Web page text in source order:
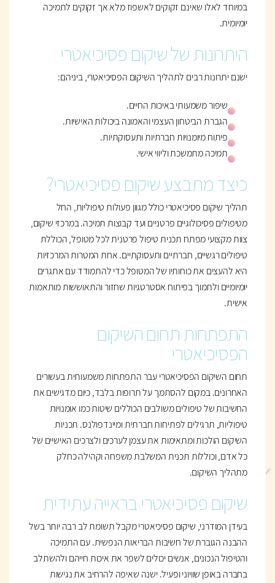
במיוחד לאלו שאינם זקוקים לאשפוז מלא אך זקוקים לתמיכה
יומיומית.
היתרונות של שיקום פסיכיאטרי
ישנם יתרונות רבים לתהליך השיקום הפסיכיאטרי, ביניהם:
שיפור משמעותי באיכות החיים.
הגברת הביטחון העצמי והאמונה ביכולות האישיות.
פיתוח מיומנויות חברתיות ותעסוקתיות.
תמיכה מתמשכת וליווי אישי.
כיצד מתבצע שיקום פסיכיאטרי?
תהליך שיקום פסיכיאטרי כולל מגוון פעולות טיפוליות, החל
מטיפולים פסיכולוגיים פרטניים ועד קבוצות תמיכה. במרכזי שיקום,
צוות מקצועי מפתח תכנית טיפול פרטנית לכל מטופל, הכוללת
טיפולים רגשיים, חברתיים ותעסוקתיים. אחת המטרות המרכזיות
היא להעצים את כוחותיו של המטופל כדי להתמודד עם אתגרים
יומיומיים ולתמוך בפיתוח אסטרטגיות שחזור והתאוששות מותאמות
אישית.
התפתחות תחום השיקום
הפסיכיאטרי
תחום השיקום הפסיכיאטרי עבר התפתחות משמעותית בעשורים
האחרונים. במקום להסתמך על תרופות בלבד, כיום מדגישים את
החשיבות של טיפולים משולבים הכוללים שיטות כמו אומנויות
טיפוליות, תרגילים לפתיחות חברתית ומיינדפולנס. תכניות
השיקום הולכות ומתאימות את עצמן לערכים ולצרכים האישיים של
כל אדם, וכוללות תכנית המשלבת משפחה וקהילה כחלק
מתהליך השיקום.
שיקום פסיכיאטרי בראייה עתידית
בעידן המודרני, שיקום פסיכיאטרי מקבל תשומת לב רבה יותר בשל
ההבנה הגוברת של חשיבות הבריאות הנפשית. עם התמיכה
והטיפול הנכונים, אנשים יכולים לשפר את איכות חייהם ולהשתלב
בחברה באופן שוויוני ופעיל. ישנה שאיפה להרחיב את נגישות